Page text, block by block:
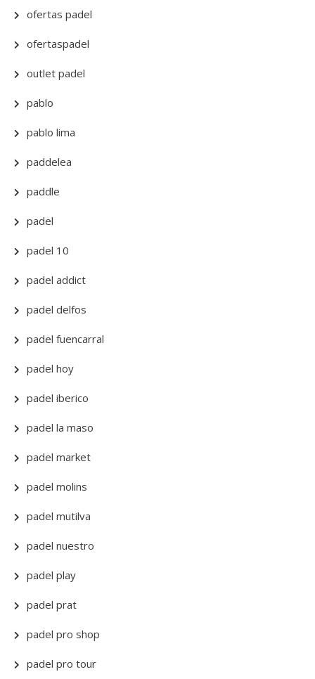
ofertas padel
ofertaspadel
outlet padel
pablo
pablo lima
paddelea
paddle
padel
padel 10
padel addict
padel delfos
padel fuencarral
padel hoy
padel iberico
padel la maso
padel market
padel molins
padel mutilva
padel nuestro
padel play
padel prat
padel pro shop
padel pro tour